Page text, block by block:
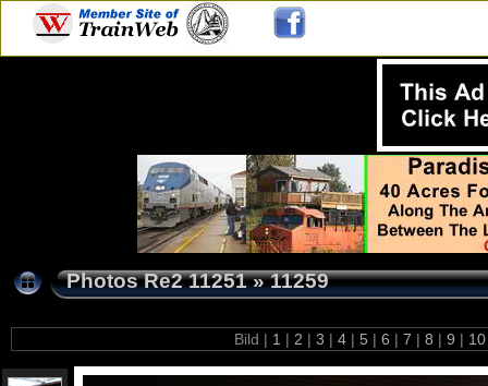
Photos Re2 11251»11259
Bild | 1 | 2 | 3 | 4 | 5 | 6 | 7 | 8 | 9 |